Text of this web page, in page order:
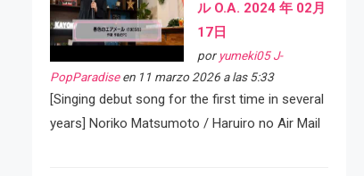
ル O.A. 2024 年 02月
17日
por yumeki05 J-
PopParadiseen 11 marzo 2026 a las 5:33
[Singing debut song for the first time in several
years] Noriko Matsumoto / Haruiro no Air Mail